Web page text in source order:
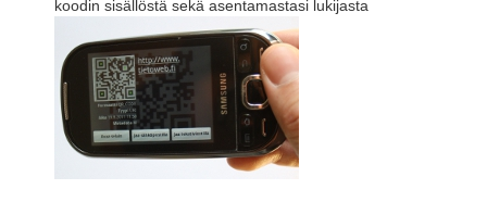
koodin sisällöstä sekä asentamastasi lukijasta